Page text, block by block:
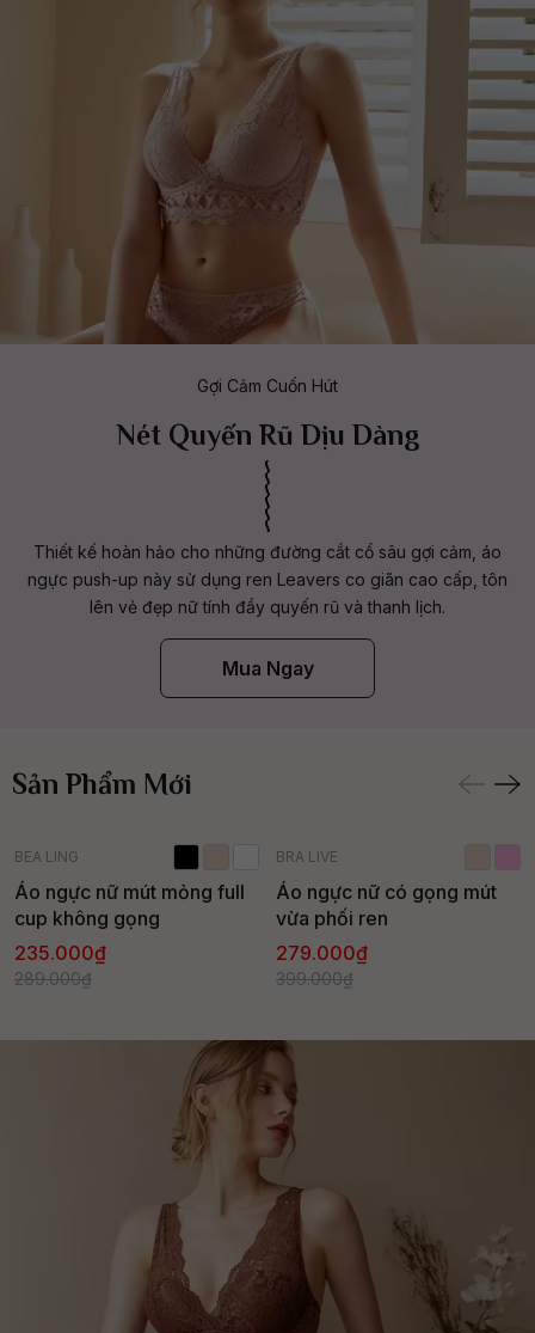
Gợi Cảm Cuốn Hút
Nét Quyến Rũ Dịu Dàng
Thiết kế hoàn hảo cho những đường cắt cổ sâu gợi cảm, áo
ngực push-up này sử dụng ren Leavers co giãn cao cấp, tôn
lên vẻ đẹp nữ tính đầy quyến rũ và thanh lịch.
Mua Ngay
Sản Phẩm Mới
- 19%
Hàng mới
BEA LING
Áo ngực nữ mút mỏng full
cup không gọng
235.000₫
289.000₫
- 30%
Hàng mới
Bán chạy
BRA LIVE
Áo ngực nữ có gọng mút
vừa phối ren
279.000₫
399.000₫